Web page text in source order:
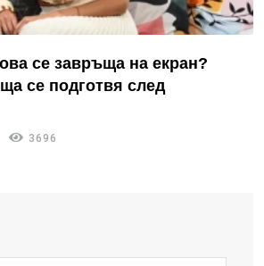
се завръща на екран?
се подготвя след
3696